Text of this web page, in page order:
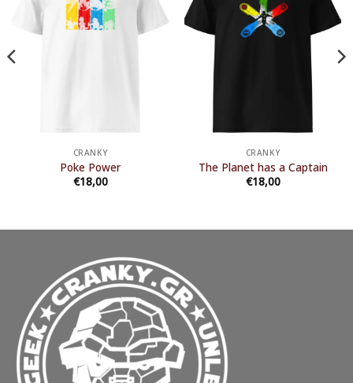
CRANKY
Poke Power
€18,00
CRANKY
The Planet has a Captain
€18,00